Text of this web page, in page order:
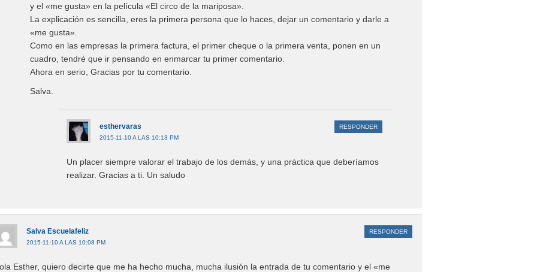
y el «me gusta» en la película «El circo de la mariposa».
La explicación es sencilla, eres la primera persona que lo haces, dejar un comentario y darle a
«me gusta».
Como en las empresas la primera factura, el primer cheque o la primera venta, ponen en un
cuadro, tendré que ir pensando en enmarcar tu primer comentario.
Ahora en serio, Gracias por tu comentario.
Salva.
esthervaras
2015-11-10 A LAS 10:13 PM
Un placer siempre valorar el trabajo de los demás, y una práctica que deberíamos
realizar. Gracias a ti. Un saludo
RESPONDER
Salva Escuelafeliz
2015-11-10 A LAS 10:08 PM
Esther, quiero decirte que me ha hecho mucha, mucha ilusión la entrada de tu comentario y el «me
RESPONDER